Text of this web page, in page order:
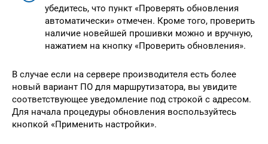
убедитесь, что пункт «Проверять обновления
автоматически» отмечен. Кроме того, проверить
наличие новейшей прошивки можно и вручную,
нажатием на кнопку «Проверить обновления».
В случае если на сервере производителя есть более
новый вариант ПО для маршрутизатора, вы увидите
соответствующее уведомление под строкой с адресом.
Для начала процедуры обновления воспользуйтесь
кнопкой «Применить настройки».